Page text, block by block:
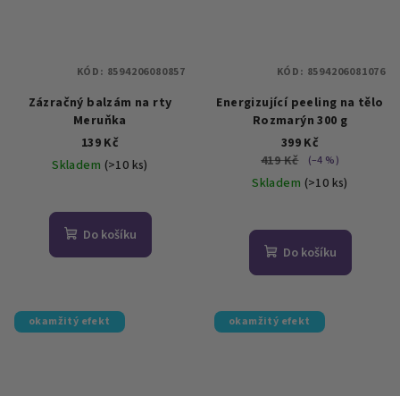
Zázračný balzám na rty
Meruňka
139 Kč
Skladem (>10 ks)
hodnocení
produktu
hvězdiček.
Do košíku
KÓD: 8594206080857
Energizující peeling na tělo
Rozmarýn 300 g
399 Kč
419 Kč
(–4 %)
Skladem (>10 ks)
hodnocení
produktu
5
hvězdiček.
Do košíku
KÓD: 8594206081076
okamžitý efekt okamžitý efekt